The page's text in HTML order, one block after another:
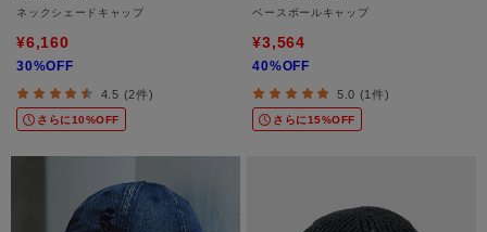
ネックシェードキャップ
¥6,160
30%OFF
4.5 (2件)
さらに10%OFF
ベースボールキャップ
¥3,564
40%OFF
5.0 (1件)
さらに15%OFF